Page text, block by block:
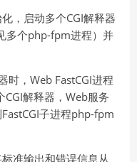
，启动多个CGI解释器
多个php-fpm进程）并
时，Web FastCGI进程
解释器，Web服务
子进程php-fpm
准输出和错误信息从